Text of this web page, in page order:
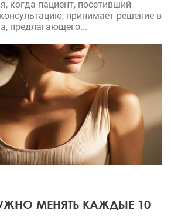
когда пациент, посетивший
принимает решение в
предлагающего...
МЕНЯТЬ КАЖДЫЕ 10